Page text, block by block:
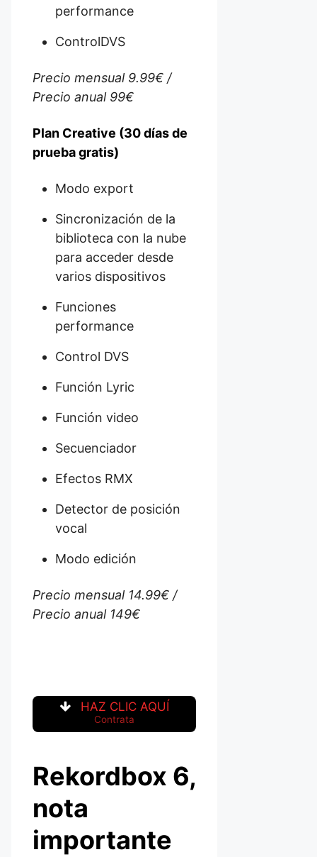
performance
ControlDVS
Precio mensual 9.99€ /
Precio anual 99€
Plan Creative (30 días de
prueba gratis)
Modo export
Sincronización de la
biblioteca con la nube
para acceder desde
varios dispositivos
Funciones
performance
Control DVS
Función Lyric
Función video
Secuenciador
Efectos RMX
Detector de posición
vocal
Modo edición
Precio mensual 14.99€ /
Precio anual 149€
HAZ CLIC AQUÍ
Contrata
Rekordbox 6,
nota
importante